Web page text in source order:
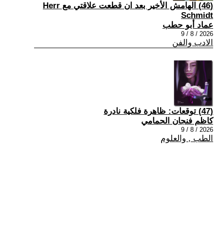
(46) الهامش الأخير بعد ان قطعت علاقتي مع Herr
Schmidt
عماد أبو حطب
2026 / 8 / 9
الادب والفن
(47) توقعات: ظاهرة فلكية نادرة
كاظم فنجان الحمامي
2026 / 8 / 9
الطب , والعلوم